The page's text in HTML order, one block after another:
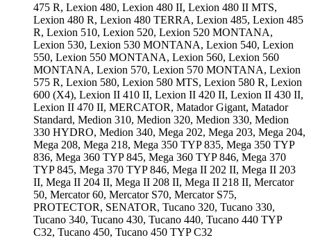
475 R, Lexion 480, Lexion 480 II, Lexion 480 II MTS,
Lexion 480 R, Lexion 480 TERRA, Lexion 485, Lexion 485
R, Lexion 510, Lexion 520, Lexion 520 MONTANA,
Lexion 530, Lexion 530 MONTANA, Lexion 540, Lexion
550, Lexion 550 MONTANA, Lexion 560, Lexion 560
MONTANA, Lexion 570, Lexion 570 MONTANA, Lexion
575 R, Lexion 580, Lexion 580 MTS, Lexion 580 R, Lexion
600 (X4), Lexion II 410 II, Lexion II 420 II, Lexion II 430 II,
Lexion II 470 II, MERCATOR, Matador Gigant, Matador
Standard, Medion 310, Medion 320, Medion 330, Medion
330 HYDRO, Medion 340, Mega 202, Mega 203, Mega 204,
Mega 208, Mega 218, Mega 350 TYP 835, Mega 350 TYP
836, Mega 360 TYP 845, Mega 360 TYP 846, Mega 370
TYP 845, Mega 370 TYP 846, Mega II 202 II, Mega II 203
II, Mega II 204 II, Mega II 208 II, Mega II 218 II, Mercator
50, Mercator 60, Mercator S70, Mercator S75,
PROTECTOR, SENATOR, Tucano 320, Tucano 330,
Tucano 340, Tucano 430, Tucano 440, Tucano 440 TYP
C32, Tucano 450, Tucano 450 TYP C32